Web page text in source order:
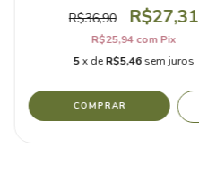
R$36,90 R$27,31
R$25,94comPix
5x deR$5,46sem juros
COMPRAR